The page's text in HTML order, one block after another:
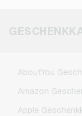
AboutYou
Amazon
Apple